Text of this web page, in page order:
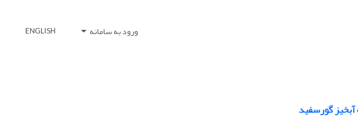
ورود به سامانه ENGLISH